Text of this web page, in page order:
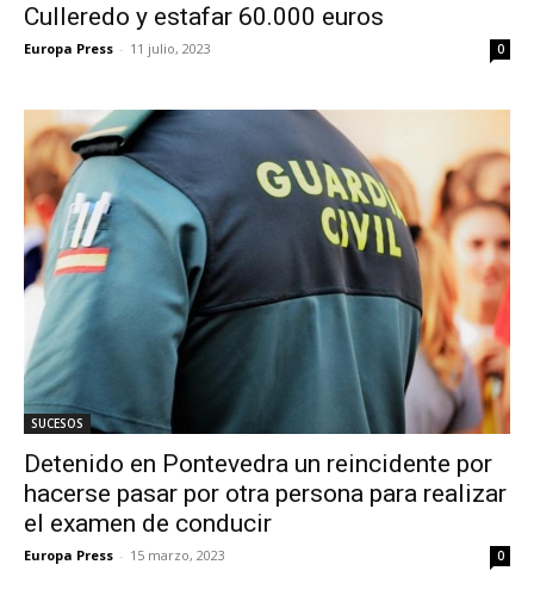
Culleredo y estafar 60.000 euros
Europa Press - 11 julio, 2023 0
SUCESOS
Detenido en Pontevedra un reincidente por
hacerse pasar por otra persona para realizar
el examen de conducir
Europa Press - 15 marzo, 2023 0